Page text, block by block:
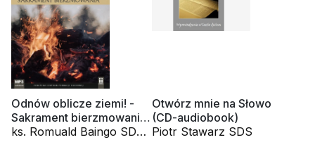
Odnów oblicze ziemi! -
Sakrament bierzmowania
(CD-audiobook)
ks. Romuald Baingo SDS,
Otwórz mnie na Słowo
(CD-audiobook)
Piotr Stawarz SDS